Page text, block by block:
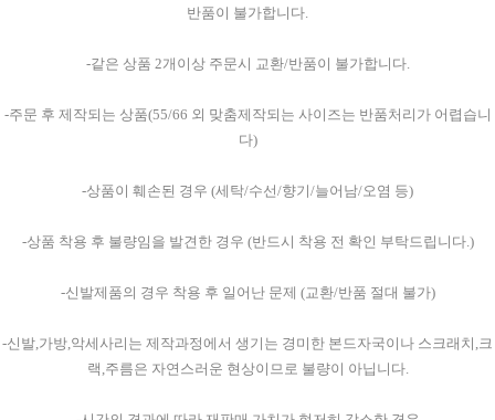
반품이 불가합니다.
-같은 상품 2개이상 주문시 교환/반품이 불가합니다.
-주문 후 제작되는 상품(55/66 외 맞춤제작되는 사이즈는 반품처리가 어렵습니
다)
-상품이 훼손된 경우 (세탁/수선/향기/늘어남/오염 등)
-상품 착용 후 불량임을 발견한 경우 (반드시 착용 전 확인 부탁드립니다.)
-신발제품의 경우 착용 후 일어난 문제 (교환/반품 절대 불가)
-신발,가방,악세사리는 제작과정에서 생기는 경미한 본드자국이나 스크래치,크
랙,주름은 자연스러운 현상이므로 불량이 아닙니다.